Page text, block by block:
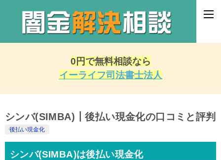
0円で無料相談なら
イーライフ司法書士法人
シンバ(SIMBA)┃後払い現金化の口コミと評判
後払い現金化
シンバ(SIMBA)は後払い現金化